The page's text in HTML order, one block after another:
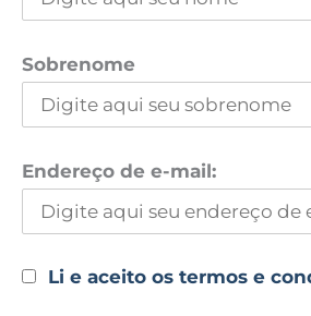
Sobrenome
Endereço de e-mail:
Li e aceito os termos e